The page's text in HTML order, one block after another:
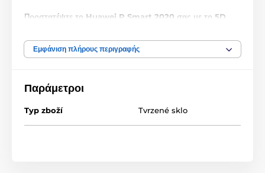
Προστατέψτε το Huawei P Smart 2020 σας με το 5D
9H!
Το προστατευτικό σκληρυμένο γυαλί 5D Full Glueείναι
γυαλί με σκληρότητα 9H, που
του smartphone σας
παρέχοντας ταυτόχρονα
τέλεια διαύγεια εικόνας
διατηρώντας την ευαισθησία αφήςκαικαλύπτοντας
άριστα τις γρατζουνιέςστην οθόνη.
Εμφάνιση πλήρους περιγραφής
Παράμετροι
Typ zboží Tvrzené sklo